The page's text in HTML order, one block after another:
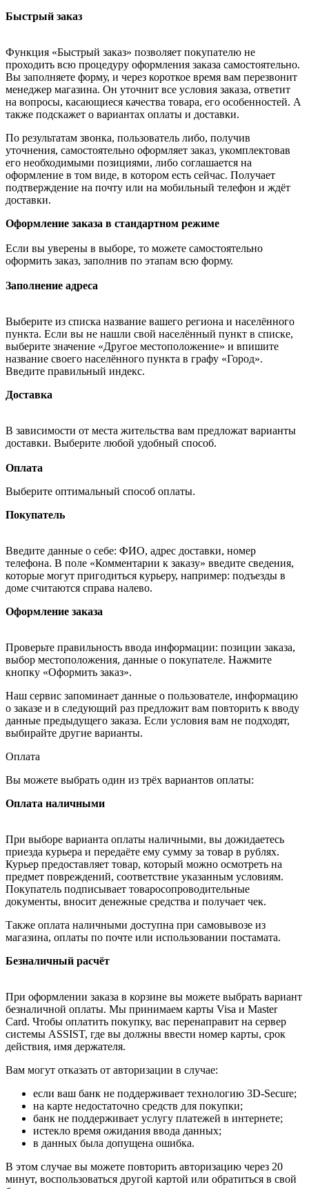
Быстрый заказ
Функция «Быстрый заказ» позволяет покупателю не
проходить всю процедуру оформления заказа самостоятельно.
Вы заполняете форму, и через короткое время вам перезвонит
менеджер магазина. Он уточнит все условия заказа, ответит
на вопросы, касающиеся качества товара, его особенностей. А
также подскажет о вариантах оплаты и доставки.
По результатам звонка, пользователь либо, получив
уточнения, самостоятельно оформляет заказ, укомплектовав
его необходимыми позициями, либо соглашается на
оформление в том виде, в котором есть сейчас. Получает
подтверждение на почту или на мобильный телефон и ждёт
доставки.
Оформление заказа в стандартном режиме
Если вы уверены в выборе, то можете самостоятельно
оформить заказ, заполнив по этапам всю форму.
Заполнение адреса
Выберите из списка название вашего региона и населённого
пункта. Если вы не нашли свой населённый пункт в списке,
выберите значение «Другое местоположение» и впишите
название своего населённого пункта в графу «Город».
Введите правильный индекс.
Доставка
В зависимости от места жительства вам предложат варианты
доставки. Выберите любой удобный способ.
Оплата
Выберите оптимальный способ оплаты.
Покупатель
Введите данные о себе: ФИО, адрес доставки, номер
телефона. В поле «Комментарии к заказу» введите сведения,
которые могут пригодиться курьеру, например: подъезды в
доме считаются справа налево.
Оформление заказа
Проверьте правильность ввода информации: позиции заказа,
выбор местоположения, данные о покупателе. Нажмите
кнопку «Оформить заказ».
Наш сервис запоминает данные о пользователе, информацию
о заказе и в следующий раз предложит вам повторить к вводу
данные предыдущего заказа. Если условия вам не подходят,
выбирайте другие варианты.
Оплата
Вы можете выбрать один из трёх вариантов оплаты:
Оплата наличными
При выборе варианта оплаты наличными, вы дожидаетесь
приезда курьера и передаёте ему сумму за товар в рублях.
Курьер предоставляет товар, который можно осмотреть на
предмет повреждений, соответствие указанным условиям.
Покупатель подписывает товаросопроводительные
документы, вносит денежные средства и получает чек.
Также оплата наличными доступна при самовывозе из
магазина, оплаты по почте или использовании постамата.
Безналичный расчёт
При оформлении заказа в корзине вы можете выбрать вариант
безналичной оплаты. Мы принимаем карты Visa и Master
Card. Чтобы оплатить покупку, вас перенаправит на сервер
системы ASSIST, где вы должны ввести номер карты, срок
действия, имя держателя.
Вам могут отказать от авторизации в случае:
если ваш банк не поддерживает технологию 3D-Secure;
на карте недостаточно средств для покупки;
банк не поддерживает услугу платежей в интернете;
истекло время ожидания ввода данных;
в данных была допущена ошибка.
В этом случае вы можете повторить авторизацию через 20
минут, воспользоваться другой картой или обратиться в свой